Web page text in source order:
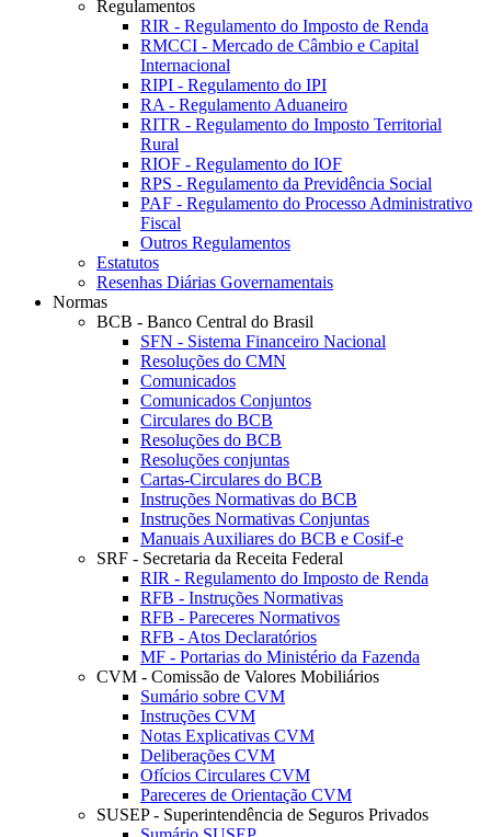
Regulamentos
RIR - Regulamento do Imposto de Renda
RMCCI - Mercado de Câmbio e Capital
Internacional
RIPI - Regulamento do IPI
RA - Regulamento Aduaneiro
RITR - Regulamento do Imposto Territorial
Rural
RIOF - Regulamento do IOF
RPS - Regulamento da Previdência Social
PAF - Regulamento do Processo Administrativo
Fiscal
Outros Regulamentos
Estatutos
Resenhas Diárias Governamentais
Normas
BCB - Banco Central do Brasil
SFN - Sistema Financeiro Nacional
Resoluções do CMN
Comunicados
Comunicados Conjuntos
Circulares do BCB
Resoluções do BCB
Resoluções conjuntas
Cartas-Circulares do BCB
Instruções Normativas do BCB
Instruções Normativas Conjuntas
Manuais Auxiliares do BCB e Cosif-e
SRF - Secretaria da Receita Federal
RIR - Regulamento do Imposto de Renda
RFB - Instruções Normativas
RFB - Pareceres Normativos
RFB - Atos Declaratórios
MF - Portarias do Ministério da Fazenda
CVM - Comissão de Valores Mobiliários
Sumário sobre CVM
Instruções CVM
Notas Explicativas CVM
Deliberações CVM
Ofícios Circulares CVM
Pareceres de Orientação CVM
SUSEP - Superintendência de Seguros Privados